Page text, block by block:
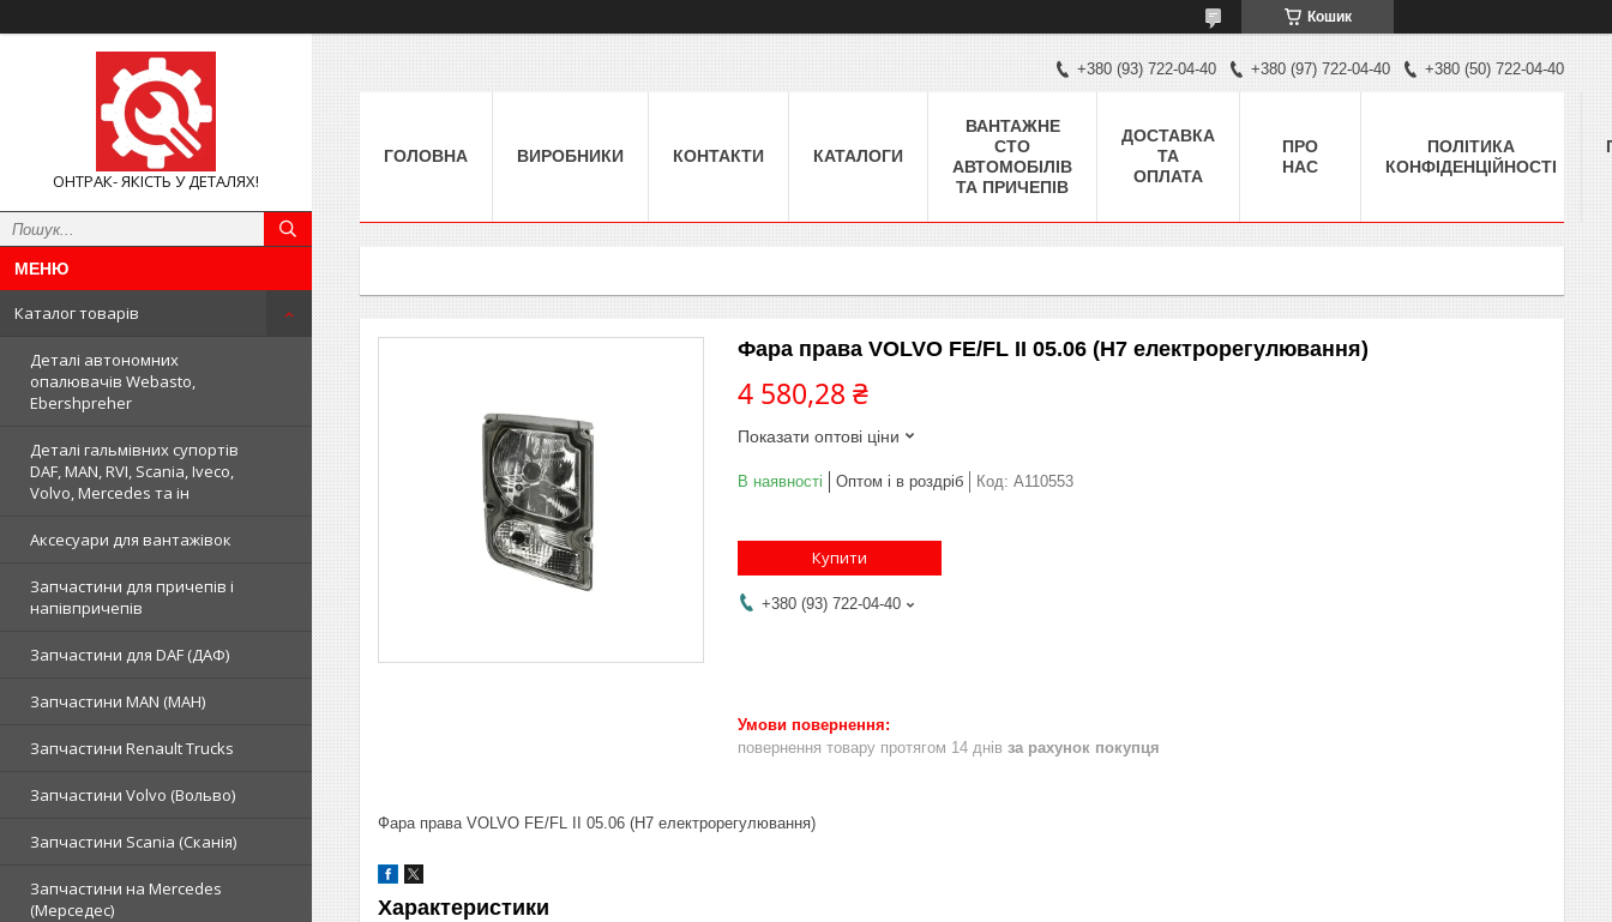
Кошик
ОНТРАК- ЯКІСТЬ У ДЕТАЛЯХ!
Каталог товарів
Деталі автономних
опалювачів Webasto,
Ebershpreher
Деталі гальмівних супортів
DAF, MAN, RVI, Scania, Iveco,
Volvo, Mercedes та ін
Аксесуари для вантажівок
Запчастини для причепів і
напівпричепів
Запчастини для DAF (ДАФ)
Запчастини MAN (МАН)
Запчастини Renault Trucks
Запчастини Volvo (Вольво)
Запчастини Scania (Сканія)
Запчастини на Mercedes
(Мерседес)
+380 (93) 722-04-40 +380 (97) 722-04-40 +380 (50) 722-04-40
ГОЛОВНА ВИРОБНИКИ КОНТАКТИ КАТАЛОГИ
ВАНТАЖНЕ
СТО
АВТОМОБІЛІВ
ТА ПРИЧЕПІВ
ДОСТАВКА
ТА
ОПЛАТА
ПРО
НАС
ПОЛІТИКА
КОНФІДЕНЦІЙНОСТІ
Фара права VOLVO FE/FL II 05.06 (H7 електрорегулювання)
4 580,28 ₴
Показати оптові ціни
В наявності Оптом і в роздріб Код: A110553
Купити
+380 (93) 722-04-40
повернення товару протягом 14 днів за рахунок покупця
Фара права VOLVO FE/FL II 05.06 (H7 електрорегулювання)
Характеристики